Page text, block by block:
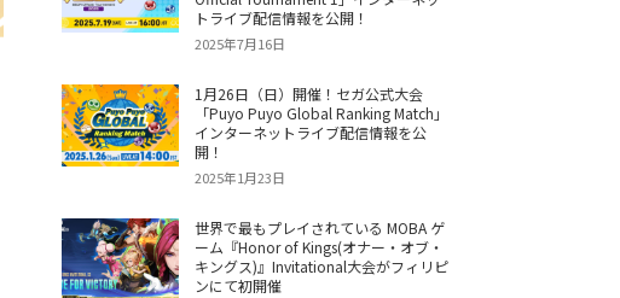
トライブ配信情報を公開！
2025年7月16日
1月26日（日）開催！セガ公式大会
「Puyo Puyo Global Ranking Match」
インターネットライブ配信情報を公
開！
2025年1月23日
世界で最もプレイされている MOBA ゲ
ーム『Honor of Kings(オナー・オブ・
キングス)』Invitational大会がフィリピ
ンにて初開催